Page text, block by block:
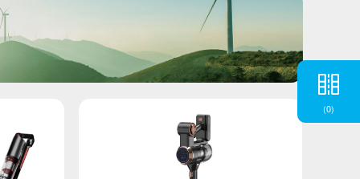
Climatiseur
à laver
Petits appareils électroménagers
TV
(0)